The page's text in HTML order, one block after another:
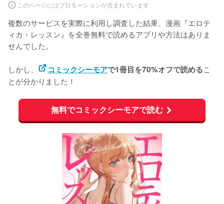
このページにはプロモーションが含まれています
複数のサービスを実際に利用し調査した結果、漫画『エロテ
ィカ・レッスン』を全巻無料で読めるアプリや方法はありま
せんでした。
しかし、 コミックシーモアで1冊目を70%オフで読めるこ
とが分かりました！
無料でコミックシーモアで読む